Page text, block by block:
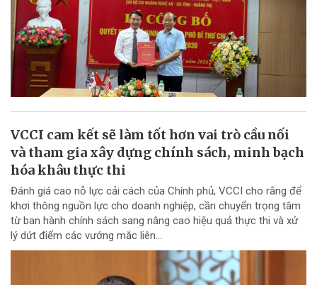
VCCI cam kết sẽ làm tốt hơn vai trò cầu nối
và tham gia xây dựng chính sách, minh bạch
hóa khâu thực thi
Đánh giá cao nỗ lực cải cách của Chính phủ, VCCI cho rằng để
khơi thông nguồn lực cho doanh nghiệp, cần chuyển trọng tâm
từ ban hành chính sách sang nâng cao hiệu quả thực thi và xử
lý dứt điểm các vướng mắc liên...